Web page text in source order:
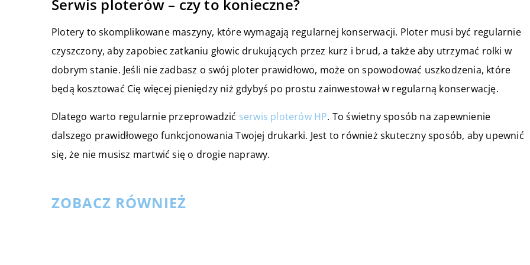
Serwis ploterów – czy to konieczne?
Plotery to skomplikowane maszyny, które wymagają regularnej konserwacji. Ploter musi być regularnie
czyszczony, aby zapobiec zatkaniu głowic drukujących przez kurz i brud, a także aby utrzymać rolki w
dobrym stanie. Jeśli nie zadbasz o swój ploter prawidłowo, może on spowodować uszkodzenia, które
będą kosztować Cię więcej pieniędzy niż gdybyś po prostu zainwestował w regularną konserwację.
Dlatego warto regularnie przeprowadzić serwis ploterów HP. To świetny sposób na zapewnienie
dalszego prawidłowego funkcjonowania Twojej drukarki. Jest to również skuteczny sposób, aby upewnić
się, że nie musisz martwić się o drogie naprawy.
ZOBACZ RÓWNIEŻ